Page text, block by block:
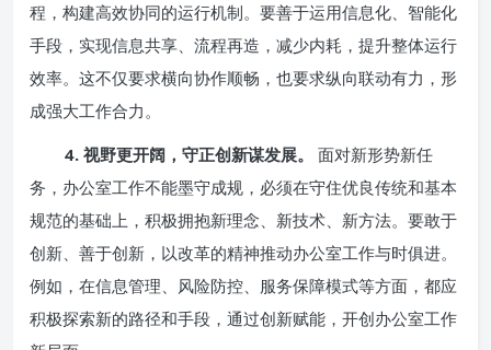
程，构建高效协同的运行机制。要善于运用信息化、智能化
手段，实现信息共享、流程再造，减少内耗，提升整体运行
效率。这不仅要求横向协作顺畅，也要求纵向联动有力，形
成强大工作合力。
4. 视野更开阔，守正创新谋发展。
面对新形势新任
务，办公室工作不能墨守成规，必须在守住优良传统和基本
规范的基础上，积极拥抱新理念、新技术、新方法。要敢于
创新、善于创新，以改革的精神推动办公室工作与时俱进。
例如，在信息管理、风险防控、服务保障模式等方面，都应
积极探索新的路径和手段，通过创新赋能，开创办公室工作